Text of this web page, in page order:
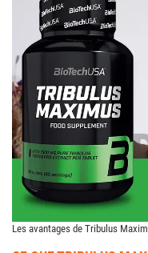
Les avantages de Tribulus